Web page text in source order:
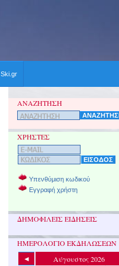
Ski.gr
ΑΝΑΖΗΤΗΣΗ
ΧΡΗΣΤΕΣ
Υπενθύμιση κωδικού
Εγγραφή χρήστη
ΔΗΜΟΦΙΛΕΙΣ ΕΙΔΗΣΕΙΣ
ΗΜΕΡΟΛΟΓΙΟ ΕΚΔΗΛΩΣΕΩΝ
◄ Αύγουστος 2026